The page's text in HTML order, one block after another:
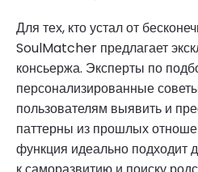
Для тех, кто устал от
SoulMatcher предлагает
консьержа. Эксперты по
персонализированные
пользователям выявить и
паттерны из прошлых
функция идеально подходит